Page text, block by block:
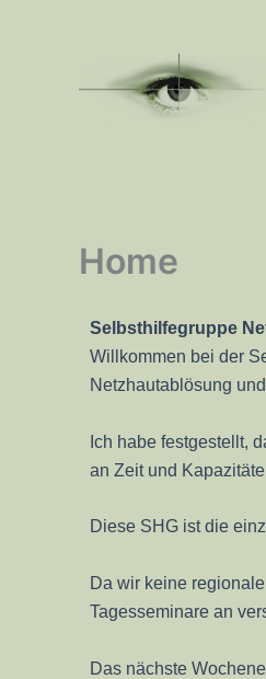
Home
Selbsthilfegruppe
Willkommen bei der
Netzhautablösung
Ich habe festgestellt,
an Zeit und
Diese SHG ist die
Da wir keine
Tagesseminare an
Das nächste